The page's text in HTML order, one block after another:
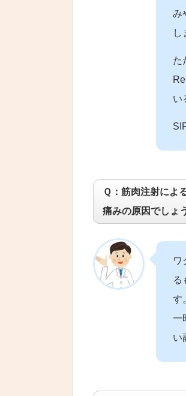
み
し
た
い
Ｑ：筋肉注射によ
痛みの原因でしょ
ワ
る
す
一
い